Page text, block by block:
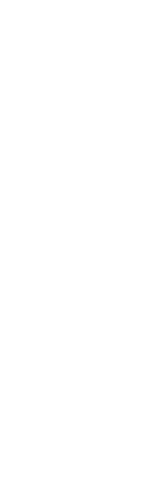
本公司將視審查結果
現惡意使用之情形，